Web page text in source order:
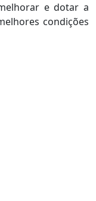
e dotar a
condições